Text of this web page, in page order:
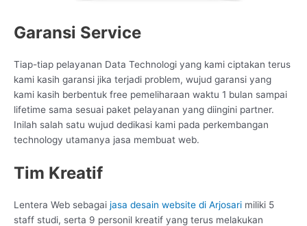
Garansi Service
Tiap-tiap pelayanan Data Technologi yang kami ciptakan terus
kami kasih garansi jika terjadi problem, wujud garansi yang
kami kasih berbentuk free pemeliharaan waktu 1 bulan sampai
lifetime sama sesuai paket pelayanan yang diingini partner.
Inilah salah satu wujud dedikasi kami pada perkembangan
technology utamanya jasa membuat web.
Tim Kreatif
Lentera Web sebagai jasa desain website di Arjosari miliki 5
staff studi, serta 9 personil kreatif yang terus melakukan